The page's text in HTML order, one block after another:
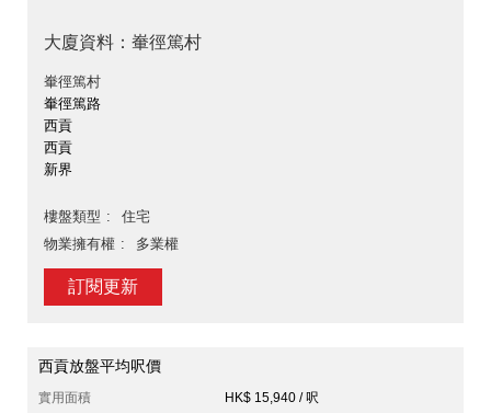
大廈資料：輋徑篤村
輋徑篤村
輋徑篤路
西貢
西貢
新界
樓盤類型
住宅
物業擁有權
多業權
訂閱更新
西貢放盤平均呎價
實用面積
HK$ 15,940 / 呎